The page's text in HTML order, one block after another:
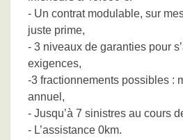
- Un contrat modulable, sur
juste prime,
- 3 niveaux de garanties pour
exigences,
-3 fractionnements possibles :
annuel,
- Jusqu’à 7 sinistres au cours
- L’assistance 0km.